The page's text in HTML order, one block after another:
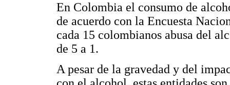
En Colombia el consumo de
de acuerdo con la Encuesta
cada 15 colombianos abusa del
de 5 a 1.
A pesar de la gravedad y del